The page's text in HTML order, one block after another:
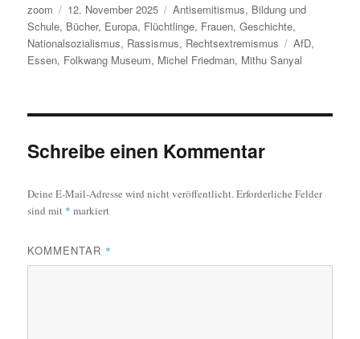
Autor
zoom
Veröffentlicht
am
12. November 2025 Kategorien
Antisemitismus, Bildung und
Schule, Bücher, Europa, Flüchtlinge, Frauen,Geschichte,
Nationalsozialismus, Rassismus, Rechtsextremismus Schlagwörter
AfD,
Essen, Folkwang Museum, Michel Friedman, Mithu Sanyal
Schreibe einen Kommentar
Deine E-Mail-Adresse wird nicht veröffentlicht.Erforderliche Felder
sind mit * markiert
KOMMENTAR *